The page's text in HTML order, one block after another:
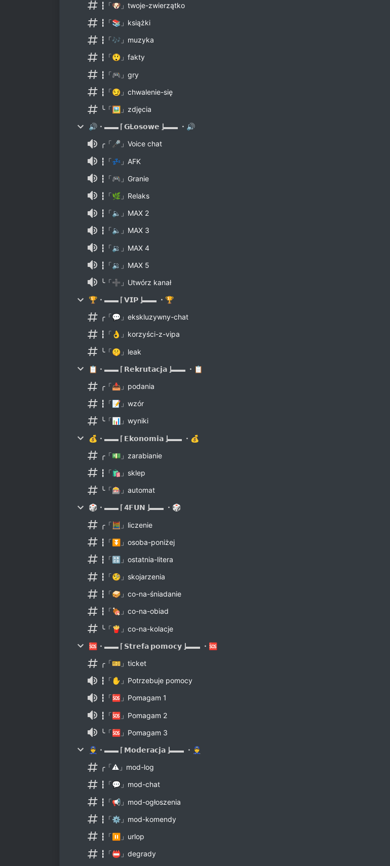
┇「🐶」twoje-zwierzątko
┇「📚」książki
┇「🎶」muzyka
┇「😲」fakty
┇「🎮」gry
┇「😏」chwalenie-się
╰「🖼」zdjęcia
🔊・▬▬ ⌈ 𝗚Ł𝗼𝘀𝗼𝘄𝗲 ⌋▬▬ ・🔊
╭「🎤」Voice chat
┇「💤」AFK
┇「🎮」Granie
┇「🌿」Relaks
┇「🔈」MAX 2
┇「🔈」MAX 3
┇「🔉」MAX 4
┇「🔉」MAX 5
╰「➕」Utwórz kanał
🏆・▬▬ ⌈ 𝗩𝗜𝗣 ⌋▬▬ ・🏆
╭「💬」ekskluzywny-chat
┇「👌」korzyści-z-vipa
╰「🤫」leak
📋・▬▬ ⌈ 𝗥𝗲𝗸𝗿𝘂𝘁𝗮𝗰𝗷𝗮 ⌋▬▬ ・📋
╭「📥」podania
┇「📝」wzór
╰「📊」wyniki
💰・▬▬ ⌈ 𝗘𝗸𝗼𝗻𝗼𝗺𝗶𝗮 ⌋▬▬ ・💰
╭「💵」zarabianie
┇「🛍」sklep
╰「🎰」automat
🎲・▬▬ ⌈ 4𝗙𝗨𝗡 ⌋▬▬ ・🎲
╭「🧮」liczenie
┇「⏬」osoba-poniżej
┇「🔠」ostatnia-litera
┇「🧐」skojarzenia
┇「🥪」co-na-śniadanie
┇「🍖」co-na-obiad
╰「🍟」co-na-kolacje
🆘・▬▬ ⌈ 𝗦𝘁𝗿𝗲𝗳𝗮 𝗽𝗼𝗺𝗼𝗰𝘆 ⌋▬▬ ・🆘
╭「🎫」ticket
┇「✋」Potrzebuje pomocy
┇「🆘」Pomagam 1
┇「🆘」Pomagam 2
╰「🆘」Pomagam 3
👮‍♂️・▬▬ ⌈ 𝗠𝗼𝗱𝗲𝗿𝗮𝗰𝗷𝗮 ⌋▬▬ ・👮‍♂️
╭「⚠️」mod-log
┇「💬」mod-chat
┇「📢」mod-ogłoszenia
┇「⚙️」mod-komendy
┇「⏸」urlop
┇「📛」degrady